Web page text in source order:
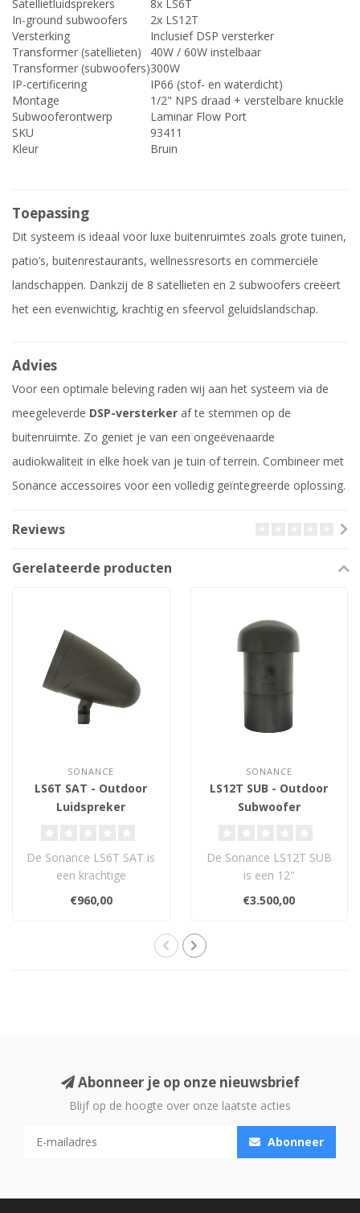
Satellietluidsprekers
8x LS6T
In-ground subwoofers
2x LS12T
Versterking
Inclusief DSP versterker
Transformer (satellieten)
40W / 60W instelbaar
Transformer (subwoofers)300W
IP-certificering
IP66 (stof- en waterdicht)
Montage
1/2" NPS draad + verstelbare knuckle
Subwooferontwerp
Laminar Flow Port
SKU
93411
Kleur
Bruin
Toepassing
Dit systeem is ideaal voor luxe buitenruimtes zoals grote tuinen,
patio’s, buitenrestaurants, wellnessresorts en commerciële
landschappen. Dankzij de 8 satellieten en 2 subwoofers creëert
het een evenwichtig, krachtig en sfeervol geluidslandschap.
Advies
Voor een optimale beleving raden wij aan het systeem via de
meegeleverde DSP-versterker af te stemmen op de
buitenruimte. Zo geniet je van een ongeëvenaarde
audiokwaliteit in elke hoek van je tuin of terrein. Combineer met
Sonance accessoires voor een volledig geïntegreerde oplossing.
Reviews
Gerelateerde producten
SONANCE
LS6T SAT - Outdoor
Luidspreker
De Sonance LS6T SAT is
een krachtige
buitenluidspreker uit de
Landscape Series, ..
€960,00
SONANCE
LS12T SUB - Outdoor
Subwoofer
De Sonance LS12T SUB
is een 12"
buitensubwoofer met
diepe bas tot 22 Hz.
€3.500,00
Abonneer je op onze nieuwsbrief
Blijf op de hoogte over onze laatste acties
Abonneer